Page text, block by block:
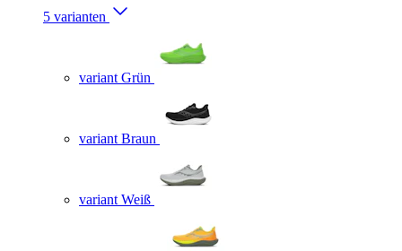
5 varianten
variant Grün
variant Braun
variant Weiß